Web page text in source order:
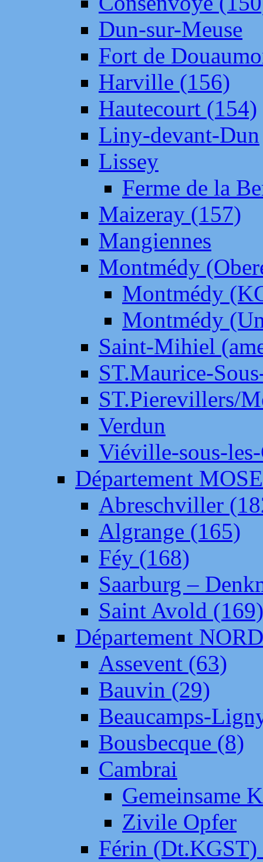
Dun-sur-Meuse
Fort de
Harville (156)
Hautecourt (154)
Liny-devant-Dun
Lissey
Ferme de la
Maizeray (157)
Mangiennes
Montmédy
Montmédy
Montmédy
Saint-Mihiel
ST.Maurice-
ST.Pierevillers/
Verdun
Viéville-sous-
Département
Abreschviller
Algrange (165)
Féy (168)
Saarburg –
Saint Avold (169)
Département NORD
Assevent (63)
Bauvin (29)
Beaucamps-
Bousbecque (8)
Cambrai
Gemeinsame
Zivile Opfer
Férin (Dt.KGST)